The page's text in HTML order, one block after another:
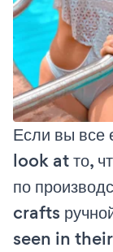
Если вы
look at то,
по
crafts
seen in